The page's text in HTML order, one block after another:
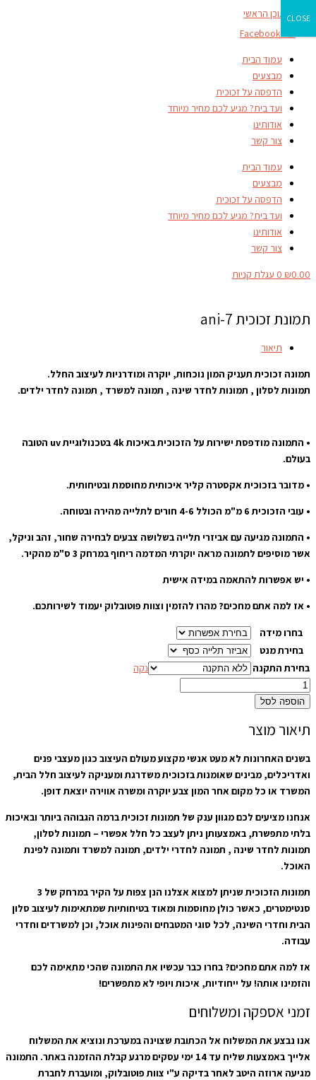
דילוג לתוכן הראשי
Facebook-f
עמוד הבית
מבצעים
הדפסה על זכוכית
ועד בית? מגיע לכם מחיר מיוחד
אודותינו
צור קשר
עמוד הבית
מבצעים
הדפסה על זכוכית
ועד בית? מגיע לכם מחיר מיוחד
אודותינו
צור קשר
₪0.00
0 עגלת קניות
תמונת זכוכית ani-7
תיאור
תמונה זכוכית תעניק המון נוכחות, יוקרה ומודרניות לעיצוב החלל.
תמונות לסלון , תמונות לחדר שינה , תמונה למשרד , תמונה לחדר ילדים.
• התמונה מודפסת ישירות על הזכוכית באיכות 4k בטכנולוגיית uv הטובה
בעולם.
• מדובר בזכוכית אקסטרה קליר איכותית מחוסמת ובטיחותית.
• עובי הזכוכית 6 מ"מ הכולל 4-6 חורים לתלייה מהירה ובטוחה.
• התמונה מגיעה עם אביזרי תלייה בשלושה צבעים לבחירה שחור, זהב וניקל,
אשר מוסיפים לתמונה מראה יוקרתי המדמה ריחוף במרחק 3 ס"מ מהקיר.
• יש אפשרות להתאמה במידה אישית
• אז למה אתם מחכים? מהרו להזמין וצוות פוטובלוק יעמוד לשירותכם.
בחרו מידה
בחירת מנט
בחירת התקנה
נקה
הוספה לסל
תיאור מוצר
בשנים האחרונות לא מעט אנשי מקצוע מעולם העיצוב כגון מעצבי פנים
ואדריכלים, מבינים שאומנות בזכוכית משדרגת ומעניקה לעיצוב חלל הבית,
המשרד או כל מקום אחר המון צבע יוקרה ומשרה אווירה יוצאת דופן.
אנחנו מציעים לכם מגוון ענק של תמונות זכוכית ברמה הגבוהה ביותר ובאיכות
בלתי מתפשרת, באמצעותן ניתן לעצב כל חלל אפשרי – תמונות לסלון,
תמונות לחדר שינה , תמונה לחדרי ילדים, תמונה למשרד ותמונה לפינת
האוכל.
תמונות הזכוכית שניתן למצוא אצלנו הנן צפות על הקיר במרחק של 3
סנטימטרים, כאשר כולן מחוסמות ומאוד בטיחותיות שמתאימות לעיצוב סלון
הבית וחדרי השינה, לכל סוגי המטבחים והפינות אוכל, וכן למשרדים וחדרי
עבודה.
אז למה אתם מחכים? בחרו כבר עכשיו את התמונה שהכי מתאימה לכם
והזמינו אותה! על ייחודיות, איכות ויופי לא מתפשרים!
זמני אספקה ומשלוחים
אנו נבצע את המשלוח אל הכתובת שצוינה במערכת ונוציא את המשלוח
אלייך באמצעות שליח עד 14 ימי עסקים מרגע קבלת ההזמנה באתר. התמונה
מגיעה ארוזה היטב לאחר בדיקה ע"י צוות פוטובלוק, ומועברת לחברת
CLOSE